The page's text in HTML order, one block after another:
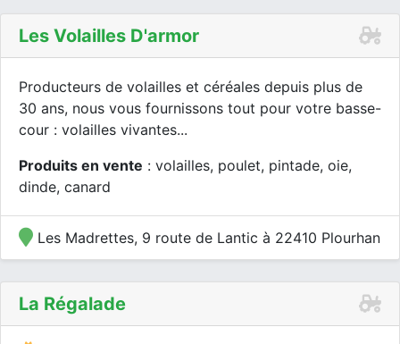
Les Volailles D'armor
Producteurs de volailles et céréales depuis plus de
30 ans, nous vous fournissons tout pour votre basse-
cour : volailles vivantes...
Produits en vente : volailles, poulet, pintade, oie,
dinde, canard
Les Madrettes, 9 route de Lantic à 22410 Plourhan
La Régalade